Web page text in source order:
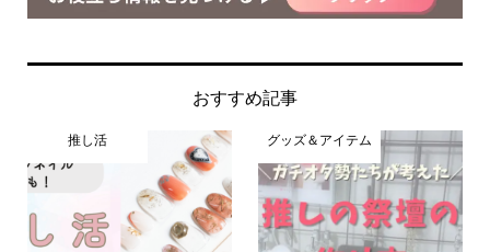
おすすめ記事
推し活 グッズ＆アイテム